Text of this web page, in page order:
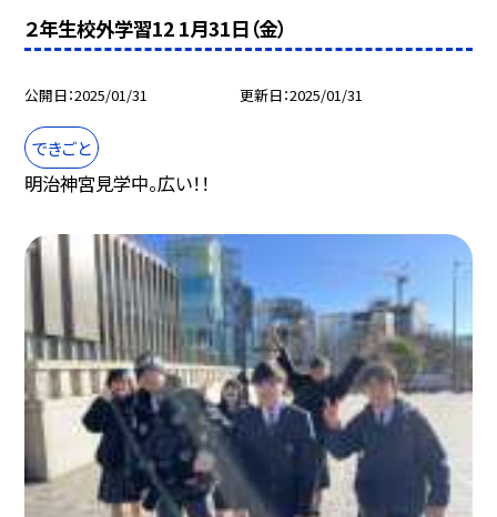
２年生校外学習12 1月31日（金）
公開日 2025/01/31 更新日 2025/01/31
できごと
明治神宮見学中。広い！！